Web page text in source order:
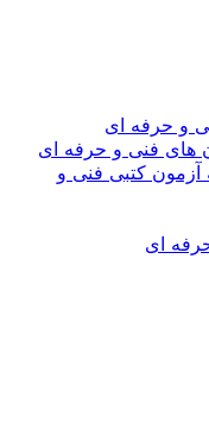
و حرفه ای
های فنی و حرفه ای
کتبی فنی و
ای